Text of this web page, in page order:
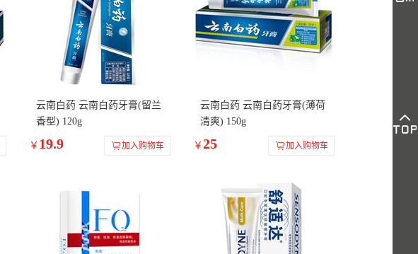
云南白药 云南白药牙膏(留兰
香型) 120g
￥ 19.9 加入购物车
云南白药 云南白药牙膏(薄荷
清爽) 150g
￥ 25 加入购物车